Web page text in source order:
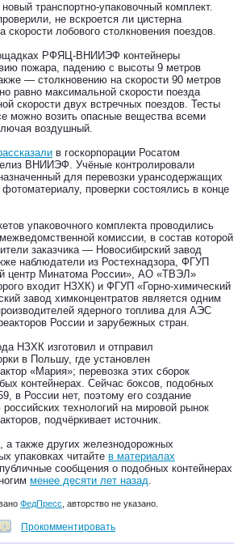
транспортно-упаковочный комплект.
не вскроется ли цистерна
лобового столкновения поездов.
РФЯЦ-ВНИИЭФ контейнеры
пожара, падению с высоты 9 метров
— столкновению на скорости 90 метров
равно максимальной скорости поезда
скорости двух встречных поездов. Тесты
можно возить опасные вещества всеми
воздушный.
в госкорпорации Росатом
ВНИИЭФ. Учёные контролировали
для перевозки урансодержащих
проверки состоялись в конце
упаковочного комплекта проводились
комиссии, в состав которой
заказчика — Новосибирский завод
наблюдатели из Ростехнадзора, ФГУП
центр Минатома России», АО «ТВЭЛ»
входит НЗХК) и ФГУП «Горно-химический
завод химконцентратов является одним
ядерного топлива для АЭС
России и зарубежных стран.
НЗХК изготовил и отправил
в Польшу, где установлен
«Мария»; перевозка этих сборок
контейнерах. Сейчас боксов, подобных
в России нет, поэтому его создание
технологий на мировой рынок
подчёркивает источник.
также других железнодорожных
упаковках читайте в материалах
сообщения о подобных контейнерах
менее десяти лет назад.
ФедПресс , авторство не указано.
Прокомментировать